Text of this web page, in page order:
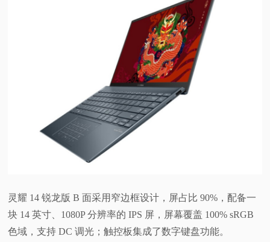
灵耀 14 锐龙版 B 面采用窄边框设计，屏占比 90%，配备一
块 14 英寸、1080P 分辨率的 IPS 屏，屏幕覆盖 100% sRGB
色域，支持 DC 调光；触控板集成了数字键盘功能。